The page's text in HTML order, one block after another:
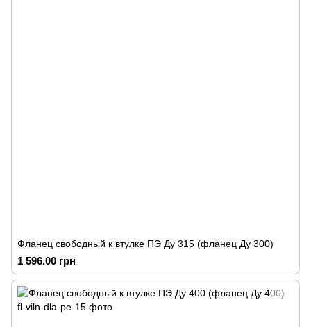
Фланец свободный к втулке ПЭ Ду 315 (фланец Ду 300)
1 596.00 грн